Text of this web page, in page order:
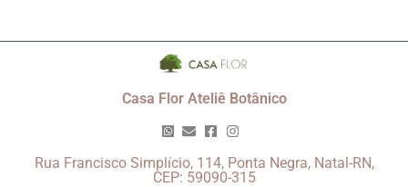
Casa Flor Ateliê Botânico
Rua Francisco Simplício, 114, Ponta Negra, Natal-RN,
CEP: 59090-315